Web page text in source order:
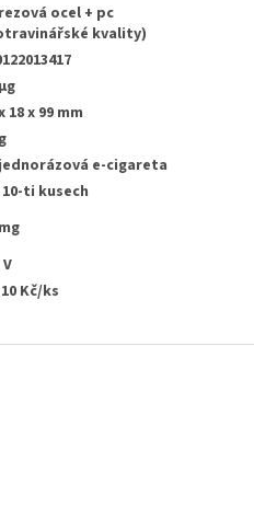
ocel + pc
kvality)
18 x 99 mm
e-cigareta
ti kusech
Kč/ks